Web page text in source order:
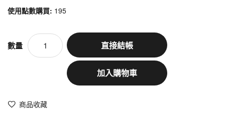
使用點數購買: 195
數量 直接結帳
加入購物車
商品收藏